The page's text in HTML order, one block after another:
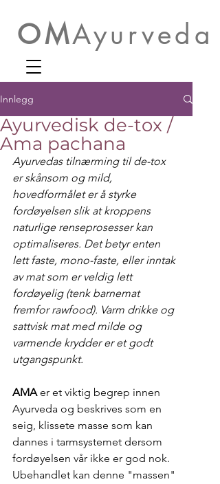
OMAyurveda
Innlegg
Ayurvedisk de-tox /
Ama pachana
Ayurvedas tilnærming til de-tox
er skånsom og mild,
hovedformålet er å styrke
fordøyelsen slik at kroppens
naturlige renseprosesser kan
optimaliseres. Det betyr enten
lett faste, mono-faste, eller inntak
av mat som er veldig lett
fordøyelig (tenk barnemat
fremfor rawfood). Varm drikke og
sattvisk mat med milde og
varmende krydder er et godt
utgangspunkt.
AMA er et viktig begrep innen
Ayurveda og beskrives som en
seig, klissete masse som kan
dannes i tarmsystemet dersom
fordøyelsen vår ikke er god nok.
Ubehandlet kan denne "massen"